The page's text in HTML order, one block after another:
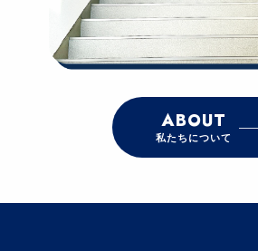
ABOUT
私たちについて